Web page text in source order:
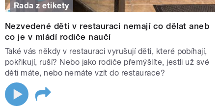
Rada z etikety
Nezvedené děti v restauraci nemají co dělat aneb
co je v mládí rodiče naučí
Také vás někdy v restauraci vyrušují děti, které pobíhají,
pokřikují, ruší? Nebo jako rodiče přemýšlíte, jestli už své
děti máte, nebo nemáte vzít do restaurace?